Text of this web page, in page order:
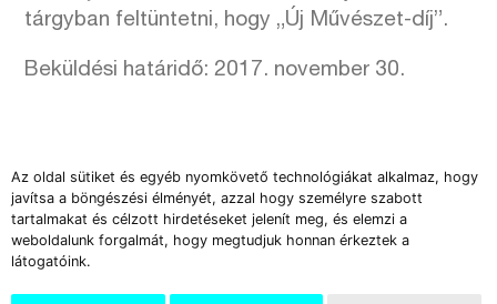
Az oldal sütiket és egyéb nyomkövető technológiákat alkalmaz, hogy
javítsa a böngészési élményét, azzal hogy személyre szabott
tartalmakat és célzott hirdetéseket jelenít meg, és elemzi a
weboldalunk forgalmát, hogy megtudjuk honnan érkeztek a
látogatóink.
tárgyban feltüntetni, hogy „Új Művészet-díj”.
Beküldési határidő: 2017. november 30.
Támogatók